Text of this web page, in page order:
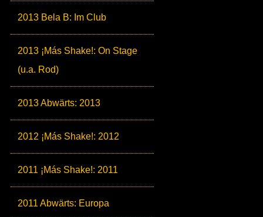
2013 Bela B: Im Club
2013 ¡Más Shake!: On Stage
(u.a. Rod)
2013 Abwärts: 2013
2012 ¡Más Shake!: 2012
2011 ¡Más Shake!: 2011
2011 Abwärts: Europa